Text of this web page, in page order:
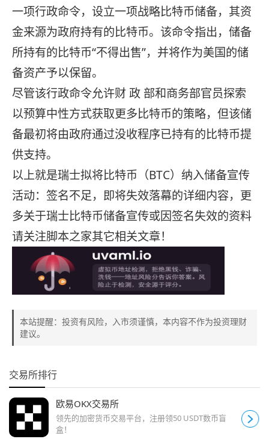
一项行政命令，设立一项战略比特币储备，其资
金来源为政府持有的比特币。该命令指出，储备
所持有的比特币“不得出售”，并将作为美国的储
备资产予以保留。
尽管该行政命令允许财 政 部和商务部官员探索
以预算中性方式获取更多比特币的策略，但该储
备最初将由政府通过没收程序已持有的比特币提
供支持。
以上就是瑞士拟将比特币（BTC）纳入储备宣传
活动：签名不足，即将失效落幕的详细内容，更
多关于瑞士比特币储备宣传或因签名失效的资料
请关注脚本之家其它相关文章！
本站提醒：投资有风险，入市须谨慎，本内容不作为投资理财
建议。
交易所排行
欧易OKX交易所
领先的加密货币交易平台，注册领50 USDT数币盲
盒！